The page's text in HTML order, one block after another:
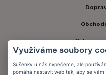
Ochrana
Využíváme soubory
Sušenky u nás nepečeme, ale
pomáhá nastavit web tak, aby se